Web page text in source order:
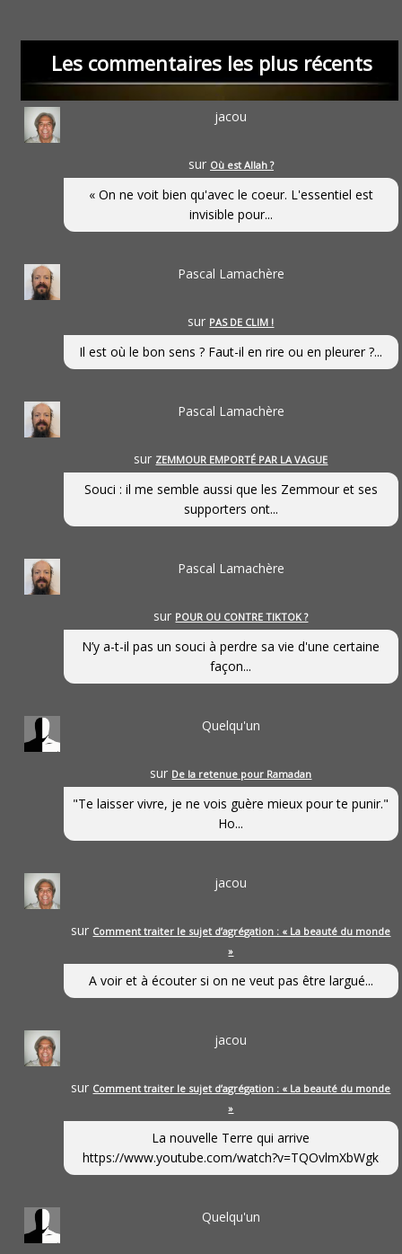
Les commentaires les plus récents
jacou
sur Où est Allah ?
« On ne voit bien qu'avec le coeur. L'essentiel est
invisible pour...
Pascal Lamachère
sur PAS DE CLIM !
Il est où le bon sens ? Faut-il en rire ou en pleurer ?...
Pascal Lamachère
sur ZEMMOUR EMPORTÉ PAR LA VAGUE
Souci : il me semble aussi que les Zemmour et ses
supporters ont...
Pascal Lamachère
sur POUR OU CONTRE TIKTOK ?
N’y a-t-il pas un souci à perdre sa vie d'une certaine
façon...
Quelqu'un
sur De la retenue pour Ramadan
"Te laisser vivre, je ne vois guère mieux pour te punir."
Ho...
jacou
sur Comment traiter le sujet d’agrégation : « La beauté du monde
»
A voir et à écouter si on ne veut pas être largué...
jacou
sur Comment traiter le sujet d’agrégation : « La beauté du monde
»
La nouvelle Terre qui arrive
https://www.youtube.com/watch?v=TQOvlmXbWgk
Quelqu'un